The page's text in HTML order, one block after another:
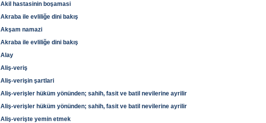
Akil hastasinin boşamasi
Akraba ile evliliğe dini bakış
Akşam namazi
Akraba ile evliliğe dini bakış
Alay
Aliş-veriş
Aliş-verişin şartlari
Aliş-verişler hüküm yönünden; sahih, fasit ve batil nevilerine ayrilir
Aliş-verişler hüküm yönünden; sahih, fasit ve batil nevilerine ayrilir
Aliş-verişte yemin etmek